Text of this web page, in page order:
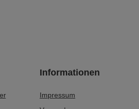
Informationen
Impressum